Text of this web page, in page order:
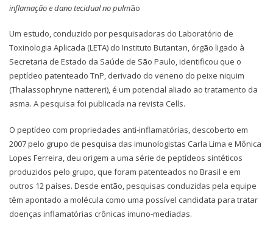
inflamação e dano tecidual no pulmão
Um estudo, conduzido por pesquisadoras do Laboratório de
Toxinologia Aplicada (LETA) do Instituto Butantan, órgão ligado à
Secretaria de Estado da Saúde de São Paulo, identificou que o
peptídeo patenteado TnP, derivado do veneno do peixe niquim
(Thalassophryne nattereri), é um potencial aliado ao tratamento da
asma. A pesquisa foi publicada na revista Cells.
O peptídeo com propriedades anti-inflamatórias, descoberto em
2007 pelo grupo de pesquisa das imunologistas Carla Lima e Mônica
Lopes Ferreira, deu origem a uma série de peptídeos sintéticos
produzidos pelo grupo, que foram patenteados no Brasil e em
outros 12 países. Desde então, pesquisas conduzidas pela equipe
têm apontado a molécula como uma possível candidata para tratar
doenças inflamatórias crônicas imuno-mediadas.